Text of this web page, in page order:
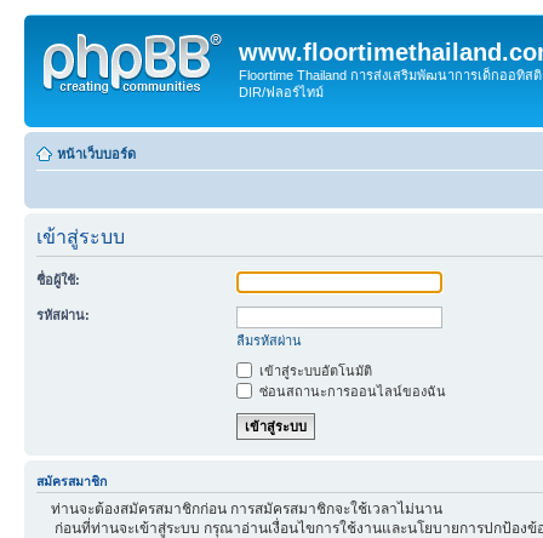
Floortime Thailand การส่งเสริมพัฒนาการเด็กออทิ
DIR/ฟลอร์ไทม์
หน้าเว็บบอร์ด
เข้าสู่ระบบ
ชื่อผู้ใช้:
รหัสผ่าน:
ลืมรหัสผ่าน
เข้าสู่ระบบอัตโนมัติ
ซ่อนสถานะการออนไลน์ของฉัน
สมัครสมาชิก
ท่านจะต้องสมัครสมาชิกก่อน การสมัครสมาชิกจะใช้เวลาไม่นาน
ก่อนที่ท่านจะเข้าสู่ระบบ กรุณาอ่านเงื่อนไขการใช้งานและนโยบายการปกป้อง